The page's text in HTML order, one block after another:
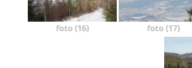
foto (16) foto (17)